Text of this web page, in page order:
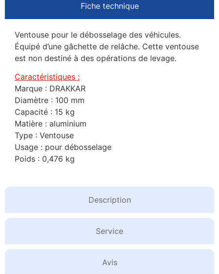
Fiche technique
Description
Service
Avis
Ventouse pour le débosselage des véhicules.
Équipé d’une gâchette de relâche. Cette ventouse
est non destiné à des opérations de levage.
Caractéristiques :
Marque : DRAKKAR
Diamètre : 100 mm
Capacité : 15 kg
Matière : aluminium
Type : Ventouse
Usage : pour débosselage
Poids : 0,476 kg